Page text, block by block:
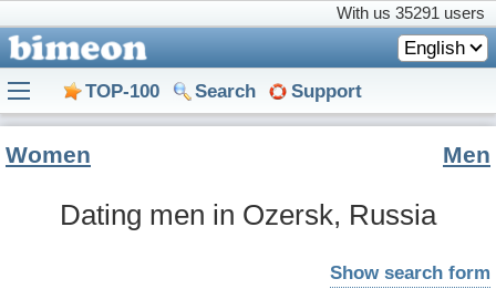
With us 35291 users
English
TOP-100 Search Support
Dating men in Ozersk, Russia
Women Men
Show search form